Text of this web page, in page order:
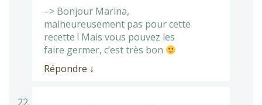
–> Bonjour Marina,
malheureusement pas pour cette
recette ! Mais vous pouvez les
faire germer, c’est très bon
Répondre ↓